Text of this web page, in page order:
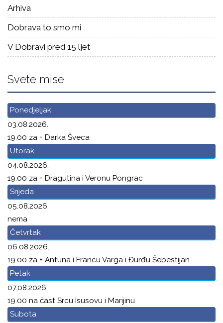
Arhiva
Dobrava to smo mi
V Dobravi pred 15 ljet
Svete mise
Ponedjeljak
03.08.2026.
19.00 za + Darka Šveca
Utorak
04.08.2026.
19.00 za + Dragutina i Veronu Pongrac
Srijeda
05.08.2026.
nema
Četvrtak
06.08.2026.
19.00 za + Antuna i Francu Varga i Đurđu Šebestijan
Petak
07.08.2026.
19.00 na čast Srcu Isusovu i Marijinu
Subota